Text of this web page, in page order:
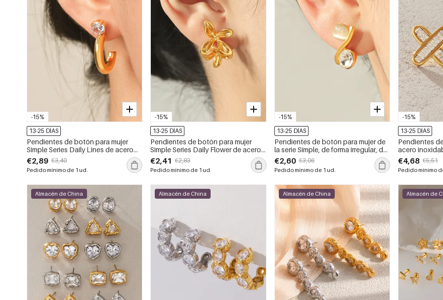
-15%
13-25 DÍAS
Pendientes de botón para mujer
Simple Series Daily Lines de acero
inoxidable, color dorado,
impermeables y con circonitas.
€2,89 €3,40
Pedido mínimo de 1 ud.
-15%
13-25 DÍAS
Pendientes de botón para mujer
Simple Series Daily Flower de acero
inoxidable, resistentes al agua y
color dorado.
€2,41 €2,83
Pedido mínimo de 1 ud.
-15%
13-25 DÍAS
Pendientes de botón para mujer de
la serie Simple, de forma irregular, de
acero inoxidable, resistentes al
agua, color dorado y con piedra
natural.
€2,60 €3,06
Pedido mínimo de 1 ud.
-15%
13-25 DÍAS
Pendientes
acero
oro,
de X.
€4,68 €5,51
Pedido mínimo
Almacén de China Almacén de China Almacén de China Almacén de